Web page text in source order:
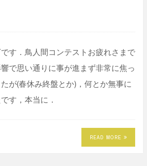
す．鳥人間コンテストお疲れさまで
で思い通りに事が進まず非常に焦っ
が(春休み終盤とか)，何とか無事に
す，本当に．
READ MORE